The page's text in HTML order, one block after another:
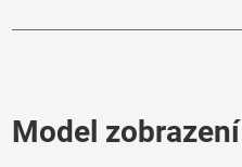
Model zobrazení